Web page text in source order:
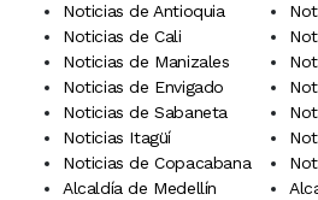
Noticias de Antioquia
Noticias de Cali
Noticias de Manizales
Noticias de Envigado
Noticias de Sabaneta
Noticias Itagüí
Noticias de Copacabana
Alcaldía de Medellín